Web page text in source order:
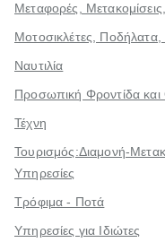
Μεταφορές,
Μοτοσικλέτες,
Ναυτιλία
Προσωπική Φροντίδα
Τέχνη
Τουρισμός:Διαμονή-
Υπηρεσίες
Τρόφιμα - Ποτά
Υπηρεσίες για Ιδιώτες